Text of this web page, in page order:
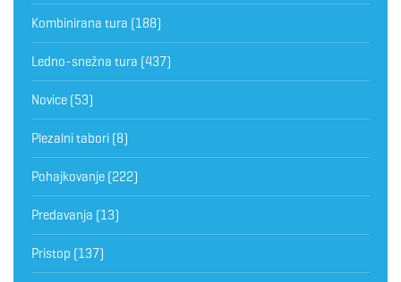
Kombinirana tura (188)
Ledno-snežna tura (437)
Novice (53)
Plezalni tabori (8)
Pohajkovanje (222)
Predavanja (13)
Pristop (137)